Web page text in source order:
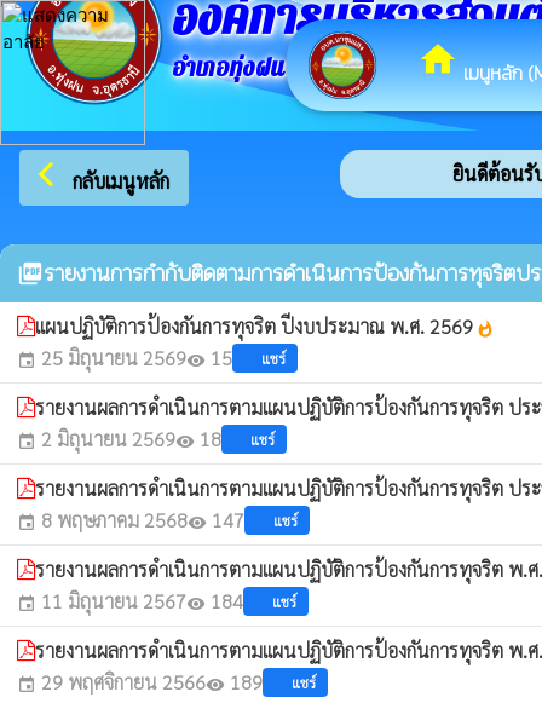
homeเมนูหลัก
องค์การบริหารส่วน
อำเภอทุ่งฝน จังหวัดอุดรธานี
arrow_back_ios กลับเมนูหลัก ยินดีต้อนรับ
picture_as_pdfรายงานการกำกับติดตามการดำเนินการป้องกันการทุจริต
แผนปฏิบัติการป้องกันการทุจริต ปีงบประมาณ พ.ศ. 2569 whatshot
event 25 มิถุนายน 2569visibility 15 แชร์
รายงานผลการดำเนินการตามแผนปฏิบัติการป้องกันการทุจริต ป
event 2 มิถุนายน 2569visibility 18 แชร์
รายงานผลการดำเนินการตามแผนปฏิบัติการป้องกันการทุจริต ป
event 8 พฤษภาคม 2568visibility 147 แชร์
รายงานผลการดำเนินการตามแผนปฏิบัติการป้องกันการทุจริต พ.
event 11 มิถุนายน 2567visibility 184 แชร์
รายงานผลการดำเนินการตามแผนปฏิบัติการป้องกันการทุจริต พ.
event 29 พฤศจิกายน 2566visibility 189 แชร์